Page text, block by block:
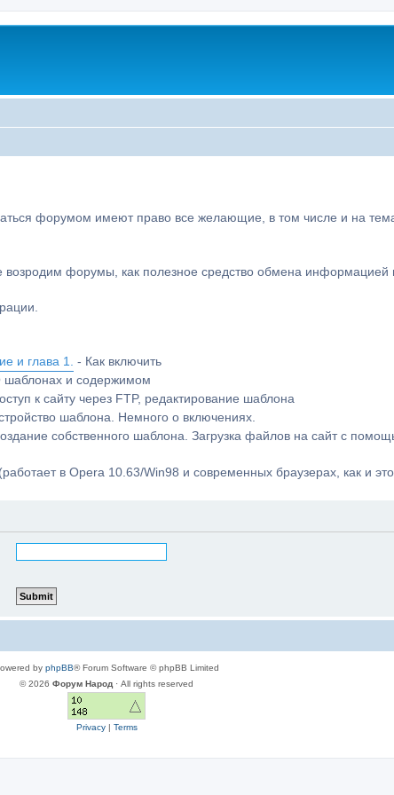
форумом имеют право все желающие, в том числе и на
форумы, как полезное средство обмена информацией
и глава 1.
- Как включить
шаблонах и содержимом
к сайту через FTP, редактирование шаблона
шаблона. Немного о включениях.
собственного шаблона. Загрузка файлов на сайт с
в Opera 10.63/Win98 и современных браузерах, как и
by phpBB® Forum Software © phpBB Limited
© 2026 Форум Народ · All rights reserved
Privacy| Terms